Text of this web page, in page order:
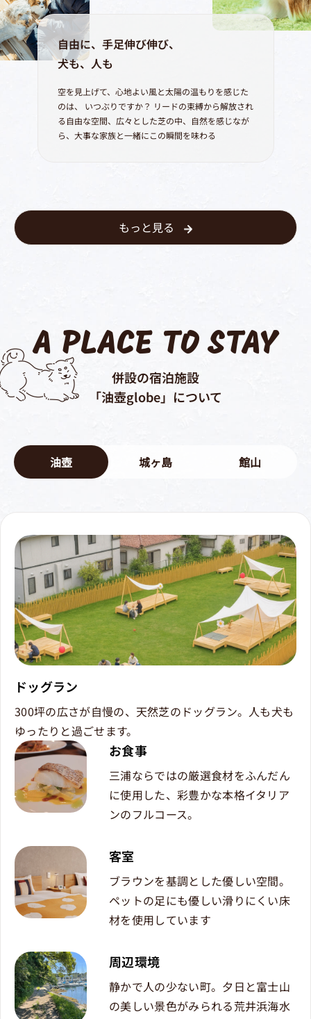
自由に、手足伸び伸び、
犬も、人も
空を見上げて、心地よい風と太陽の温もりを感じた
のは、
いつぶりですか？ リードの束縛から解放され
る自由な空間、広々とした芝の中、自然を感じなが
ら、大事な家族と一緒にこの瞬間を味わる
もっと見る
A PLACE TO STAY
併設の宿泊施設
「油壺globe」について
油壺 城ヶ島 館山
ドッグラン
300坪の広さが自慢の、天然芝のドッグラン。人も犬も
ゆったりと過ごせます。
お食事
三浦ならではの厳選食材をふんだん
に使用した、彩豊かな本格イタリア
ンのフルコース。
客室
ブラウンを基調とした優しい空間。
ペットの足にも優しい滑りにくい床
材を使用しています
周辺環境
静かで人の少ない町。夕日と富士山
の美しい景色がみられる荒井浜海水